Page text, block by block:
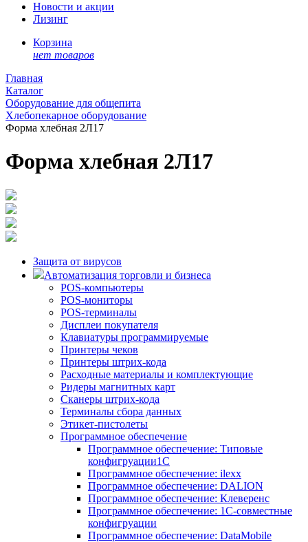
Новости и акции
Лизинг
Корзина
нет товаров
Главная
Каталог
Оборудование для общепита
Хлебопекарное оборудование
Форма хлебная 2Л17
Форма хлебная 2Л17
Защита от вирусов
Автоматизация торговли и бизнеса
POS-компьютеры
POS-мониторы
POS-терминалы
Дисплеи покупателя
Клавиатуры программируемые
Принтеры чеков
Принтеры штрих-кода
Расходные материалы и комплектующие
Ридеры магнитных карт
Сканеры штрих-кода
Терминалы сбора данных
Этикет-пистолеты
Программное обеспечение
Программное обеспечение: Типовые
конфигруации1С
Программное обеспечение: ilexx
Программное обеспечение: DALION
Программное обеспечение: Клеверенс
Программное обеспечение: 1С-совместные
конфигруации
Программное обеспечение: DataMobile